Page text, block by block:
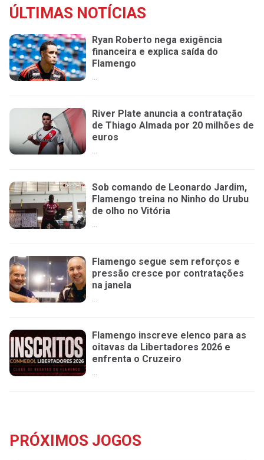
ÚLTIMAS NOTÍCIAS
Ryan Roberto nega exigência
financeira e explica saída do
Flamengo
...
River Plate anuncia a contratação
de Thiago Almada por 20 milhões de
euros
...
Sob comando de Leonardo Jardim,
Flamengo treina no Ninho do Urubu
de olho no Vitória
...
Flamengo segue sem reforços e
pressão cresce por contratações
na janela
Flamengo inscreve elenco para as
oitavas da Libertadores 2026 e
enfrenta o Cruzeiro
...
PRÓXIMOS JOGOS